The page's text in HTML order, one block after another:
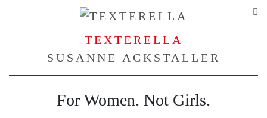
TEXTERELLA
SUSANNE ACKSTALLER
For Women. Not Girls.